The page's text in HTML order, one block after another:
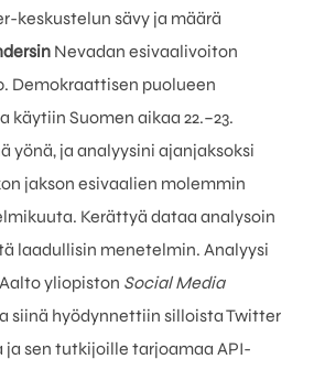
keskustelun sävy ja määrä
Nevadan esivaalivoiton
Demokraattisen puolueen
käytiin Suomen aikaa 22.–23.
yönä, ja analyysini ajanjaksoksi
jakson esivaalien molemmin
Kerättyä dataa analysoin
laadullisin menetelmin. Analyysi
yliopiston Social Media
siinä hyödynnettiin silloista Twitter
ja sen tutkijoille tarjoamaa API-